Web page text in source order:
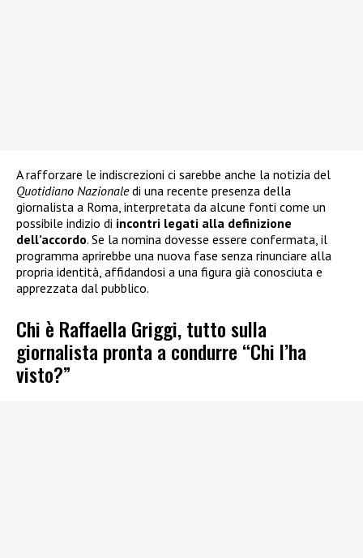
A rafforzare le indiscrezioni ci sarebbe anche la notizia del
Quotidiano Nazionaledi una recente presenza della
giornalista a Roma, interpretata da alcune fonti come un
possibile indizio di incontri legati alla definizione
dell’accordo. Se la nomina dovesse essere confermata, il
programma aprirebbe una nuova fase senza rinunciare alla
propria identità, affidandosi a una figura già conosciuta e
apprezzata dal pubblico.
Chi è Raffaella Griggi, tutto sulla
giornalista pronta a condurre “Chi l’ha
visto?”